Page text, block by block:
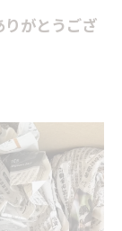
がとうござ